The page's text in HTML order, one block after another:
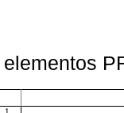
elementos